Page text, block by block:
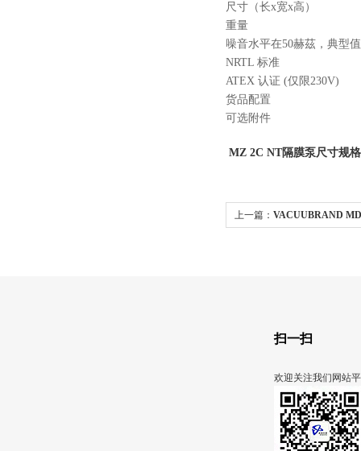
尺寸（长x宽x高）
重量
噪音水平在50赫茲，典型值
NRTL 标准
ATEX 认证 (仅限230V)
货品配置
可选附件
MZ 2C NT隔膜泵​尺寸规
上一篇： VACUUBRAND
扫一扫
欢迎关注我们网站